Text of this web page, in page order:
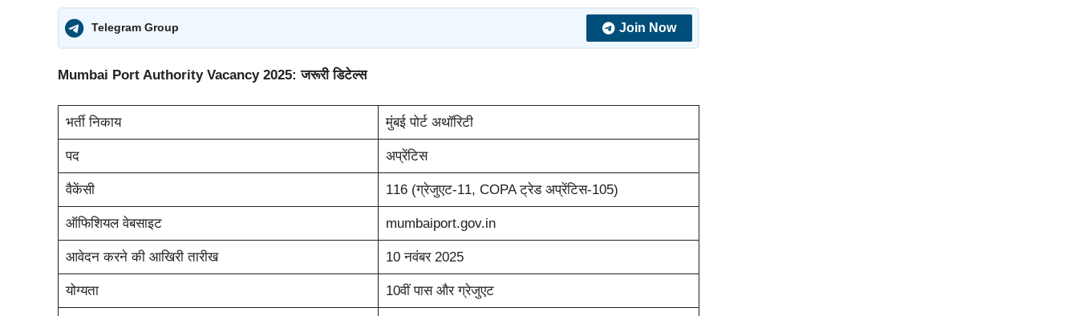
Telegram Group Join Now
Mumbai Port Authority Vacancy 2025: जरूरी डिटेल्स
भर्ती निकाय मुंबई पोर्ट अथॉरिटी
पद अप्रेंटिस
वैकेंसी 116 (ग्रेजुएट-11, COPA ट्रेड अप्रेंटिस-105)
ऑफिशियल वेबसाइट mumbaiport.gov.in
आवेदन करने की आखिरी तारीख 10 नवंबर 2025
योग्यता 10वीं पास और ग्रेजुएट